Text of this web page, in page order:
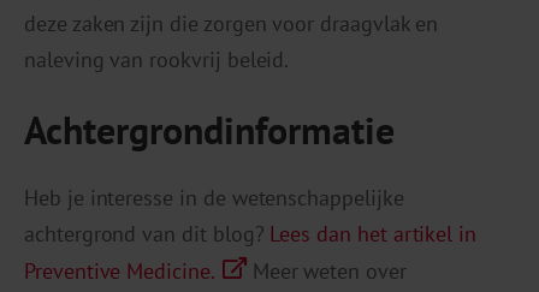
deze zaken zijn die zorgen voor draagvlak en
naleving van rookvrij beleid.
Achtergrondinformatie
Heb je interesse in de wetenschappelijke
achtergrond van dit blog? Lees dan het artikel in
Preventive Medicine.
Meer weten over